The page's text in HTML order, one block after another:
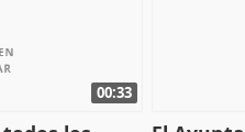
00:33